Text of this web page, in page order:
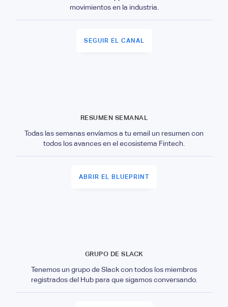
movimientos en la industria.
SEGUIR EL CANAL
RESUMEN SEMANAL
Todas las semanas envíamos a tu email un resumen con
todos los avances en el ecosistema Fintech.
ABRIR EL BLUEPRINT
GRUPO DE SLACK
Tenemos un grupo de Slack con todos los miembros
registrados del Hub para que sigamos conversando.